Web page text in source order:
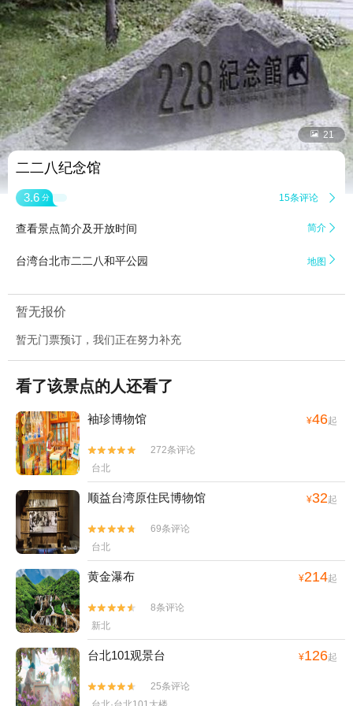
 21
二二八纪念馆
3.6 分 15条评论 
查看景点简介及开放时间 简介 
台湾台北市二二八和平公园 地图 
暂无报价
暂无门票预订，我们正在努力补充
看了该景点的人还看了
袖珍博物馆 ¥46起


272条评论
台北
顺益台湾原住民博物馆 ¥32起


69条评论
台北
黄金瀑布 ¥214起


8条评论
新北
台北101观景台 ¥126起


25条评论
